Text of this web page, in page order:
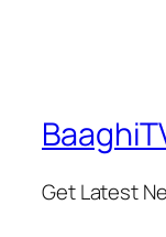
Get Latest